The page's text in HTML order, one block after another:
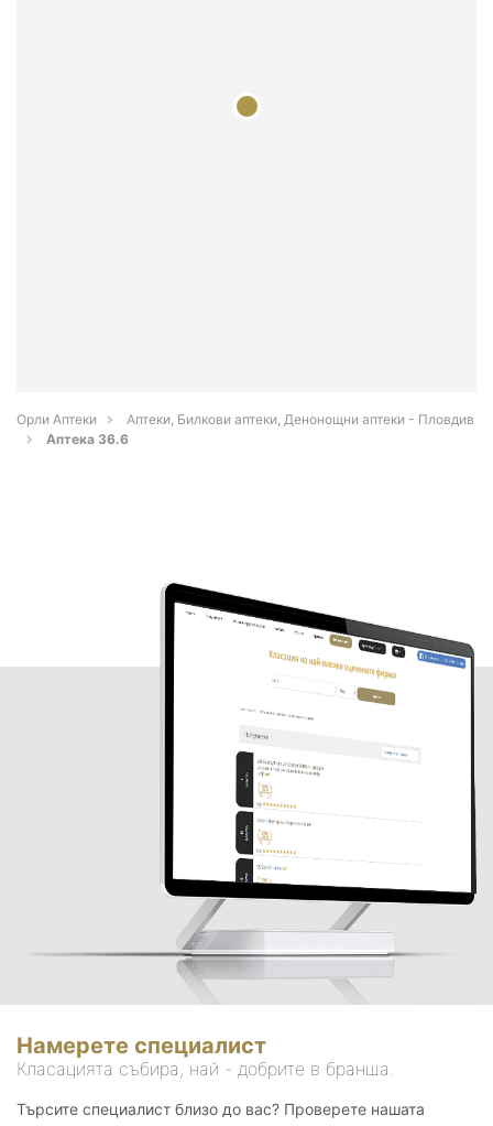
Орли Аптеки
Аптеки, Билкови аптеки, Денонощни аптеки - Пловдив
Аптека 36.6
Намерете специалист
Класацията събира, най - добрите в бранша.
Търсите специалист близо до вас? Проверете нашата